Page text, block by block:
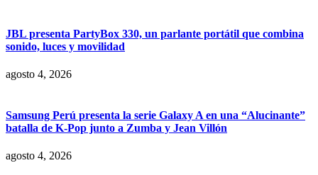
JBL presenta PartyBox 330, un parlante portátil que combina
sonido, luces y movilidad
agosto 4, 2026
Samsung Perú presenta la serie Galaxy A en una “Alucinante”
batalla de K-Pop junto a Zumba y Jean Villón
agosto 4, 2026